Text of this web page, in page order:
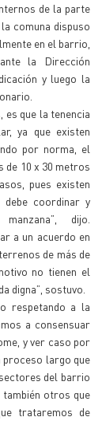
de la parte
comuna dispuso
en el barrio,
la Dirección
y luego la
que la tenencia
ya que existen
por norma, el
de 10 x 30 metros
pues existen
coordinar y
dijo.
a un acuerdo en
de más de
no tienen el
digna”, sostuvo.
respetando a la
a consensuar
y ver caso por
proceso largo que
del barrio
también otros que
trataremos de